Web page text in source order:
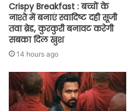
Crispy Breakfast : बच्चों के
नाश्ते में बनाएं स्वादिष्ट दही सूजी
तवा ब्रेड, कुरकुरी बनावट करेगी
सबका दिल खुश
14 hours ago